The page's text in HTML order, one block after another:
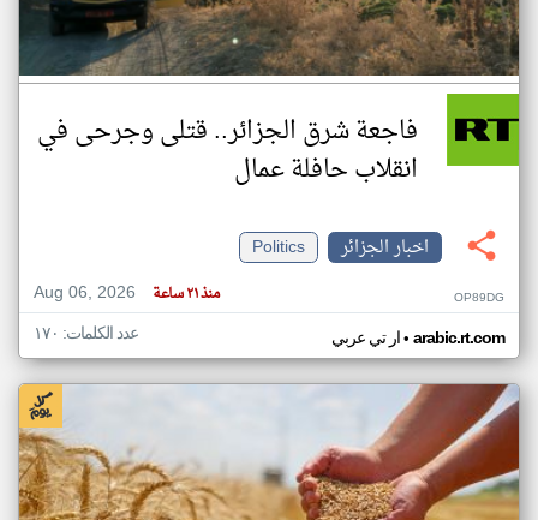
فاجعة شرق الجزائر.. قتلى وجرحى في
انقلاب حافلة عمال
اخبار الجزائر
Politics
Aug 06, 2026
منذ ٢١ ساعة OP89DG
ار تي عربي• arabic.rt.com عدد الكلمات: ١٧٠